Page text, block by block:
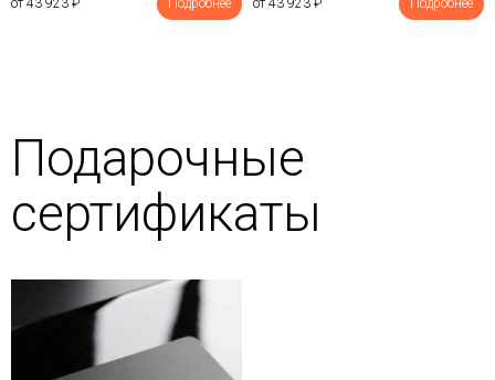
от 43 923 ₽ Подробнее от 43 923 ₽ Подробнее
Подарочные
сертификаты